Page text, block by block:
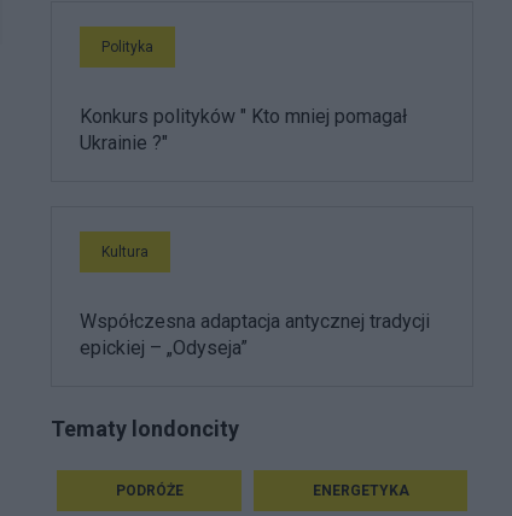
Polityka
Konkurs polityków " Kto mniej pomagał
Ukrainie ?"
Kultura
Współczesna adaptacja antycznej tradycji
epickiej – „Odyseja”
Tematy londoncity
PODRÓŻE ENERGETYKA